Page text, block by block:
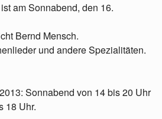
am Sonnabend, den 16.
Bernd Mensch.
und andere Spezialitäten.
Sonnabend von 14 bis 20 Uhr
18 Uhr.